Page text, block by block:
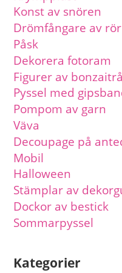
Konst av snören
Drömfångare av
Påsk
Dekorera fotoram
Figurer av
Pyssel med
Pompom av garn
Väva
Decoupage på
Mobil
Halloween
Stämplar av
Dockor av bestick
Sommarpyssel
Kategorier